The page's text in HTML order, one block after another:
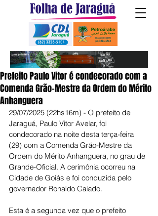
Prefeito Paulo Vitor é condecorado com a
Comenda Grão-Mestre da Ordem do Mérito
Anhanguera
29/07/2025 (22hs16m) - O prefeito de
Jaraguá, Paulo Vitor Avelar, foi
condecorado na noite desta terça-feira
(29) com a Comenda Grão-Mestre da
Ordem do Mérito Anhanguera, no grau de
Grande-Oficial. A cerimônia ocorreu na
Cidade de Goiás e foi conduzida pelo
governador Ronaldo Caiado.
Esta é a segunda vez que o prefeito